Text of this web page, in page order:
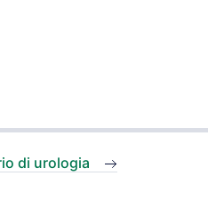
di urologia